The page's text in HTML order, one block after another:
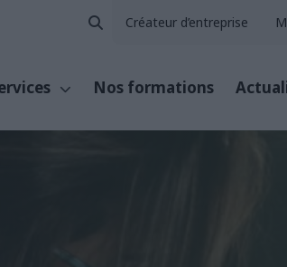
Créateur d’entreprise
Nos formations